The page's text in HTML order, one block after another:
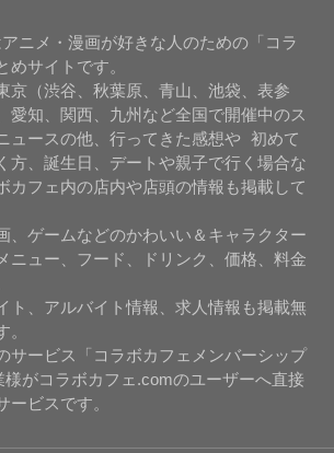
ニメ・漫画が好きな人のための「コラ
めサイトです。
京（渋谷、秋葉原、青山、池袋、表参
愛知、関西、九州など全国で開催中のス
ュースの他、行ってきた感想や 初めて
方、誕生日、デートや親子で行く場合な
カフェ内の店内や店頭の情報も掲載して
、ゲームなどのかわいい＆キャラクター
ニュー、フード、ドリンク、価格、料金
ト、アルバイト情報、求人情報も掲載無
。
サービス「コラボカフェメンバーシップ
様がコラボカフェ.comのユーザーへ直接
ービスです。